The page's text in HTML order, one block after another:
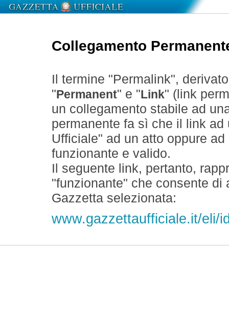
Collegamento
Il termine "Permalink",
" Permanent" e " Link" (link
un collegamento stabile ad
permanente fa sì che il link
Ufficiale" ad un atto oppure
funzionante e valido.
Il seguente link, pertanto,
"funzionante" che consente
Gazzetta selezionata:
www.gazzettaufficiale.it/eli/